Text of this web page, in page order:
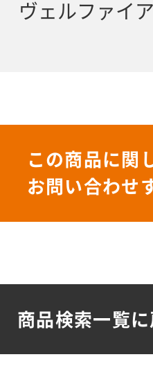
ヴェルファ
この商品に関
お問い合わせ
商品検索一覧